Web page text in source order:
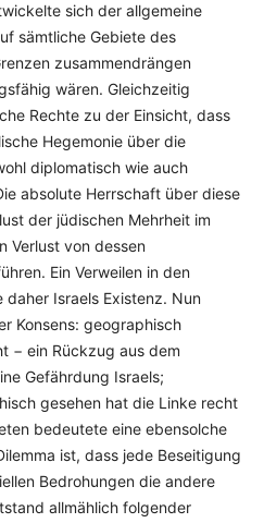
sich der allgemeine
sämtliche Gebiete des
zusammendrängen
wären. Gleichzeitig
Rechte zu der Einsicht, dass
Hegemonie über die
diplomatisch wie auch
absolute Herrschaft über diese
der jüdischen Mehrheit im
Verlust von dessen
Ein Verweilen in den
Israels Existenz. Nun
Konsens: geographisch
− ein Rückzug aus dem
Gefährdung Israels;
gesehen hat die Linke recht
bedeutete eine ebensolche
ist, dass jede Beseitigung
Bedrohungen die andere
allmählich folgender